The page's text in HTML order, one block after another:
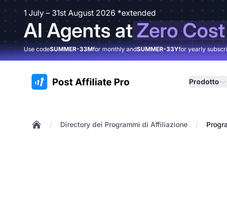
1 July – 31st August 2026 *extended
AI Agents atZero Cost
Use codeSUMMER-33Mfor monthly andSUMMER-33Yfor yearly
:site.title Prodotto
/ Directory dei Programmi di Affiliazione /